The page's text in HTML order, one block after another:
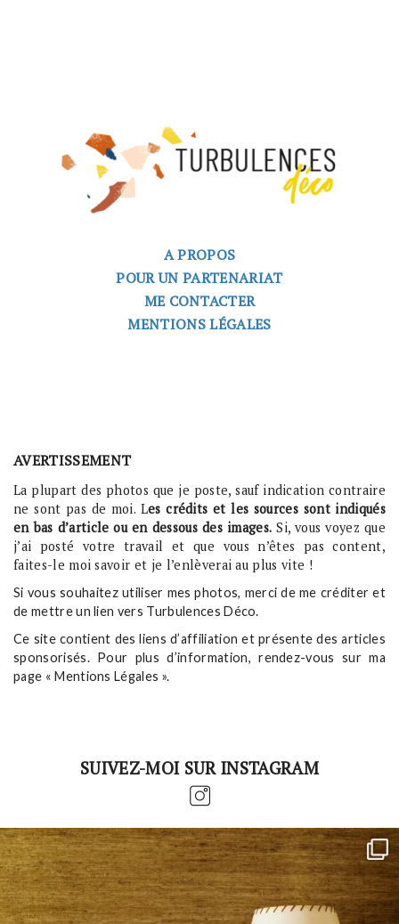
A PROPOS
POUR UN PARTENARIAT
ME CONTACTER
MENTIONS LÉGALES
AVERTISSEMENT
La plupart des photos que je poste, sauf indication contraire
ne sont pas de moi. Les crédits et les sources sont indiqués
en bas d’article ou en dessous des images. Si, vous voyez que
j’ai posté votre travail et que vous n’êtes pas content,
faites-le moi savoir et je l’enlèverai au plus vite !
Si vous souhaitez utiliser mes photos, merci de me créditer et
de mettre un lien vers Turbulences Déco.
Ce site contient des liens d’affiliation et présente des articles
sponsorisés. Pour plus d’information, rendez-vous sur ma
page « Mentions Légales ».
SUIVEZ-MOI SUR INSTAGRAM